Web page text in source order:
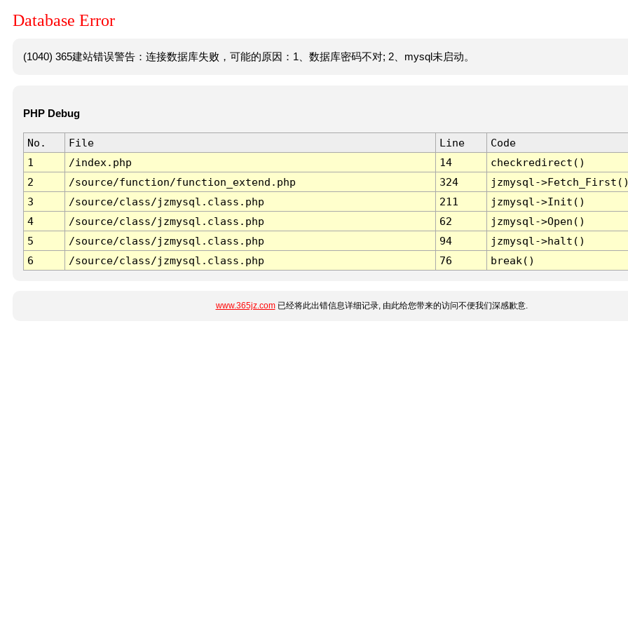
Database Error
(1040) 365建站错误警告：连接数据库失败，可能的原因：1、数据库密码不对; 2、mysql未启动。
PHP Debug
No. File Line
Code
1
/index.php 14
checkredirect()
2
/source/function/function_extend.php 324
jzmysql-
3
/source/class/jzmysql.class.php 211
jzmysql->Init()
4
/source/class/jzmysql.class.php 62
jzmysql->Open()
5
/source/class/jzmysql.class.php 94
jzmysql->halt()
6
/source/class/jzmysql.class.php 76 break()
www.365jz.com已经将此出错信息详细记录, 由此给您带来的访问不便我们深感歉意.